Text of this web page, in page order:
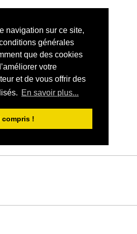
navigation sur ce site,
générales
que des cookies
votre
et de vous offrir des
En savoir plus...
compris !